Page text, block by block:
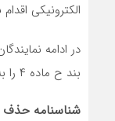
الکترونیکی اقدام
در ادامه
بند ح ماده ۴ را به کمیسیون ارجاع دادند.
شناسنامه